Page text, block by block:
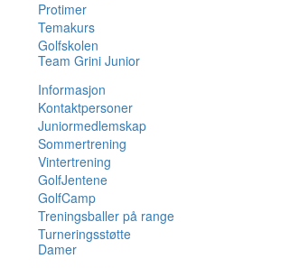
Protimer
Temakurs
Golfskolen
Team Grini Junior
Informasjon
Kontaktpersoner
Juniormedlemskap
Sommertrening
Vintertrening
GolfJentene
GolfCamp
Treningsballer på range
Turneringsstøtte
Damer